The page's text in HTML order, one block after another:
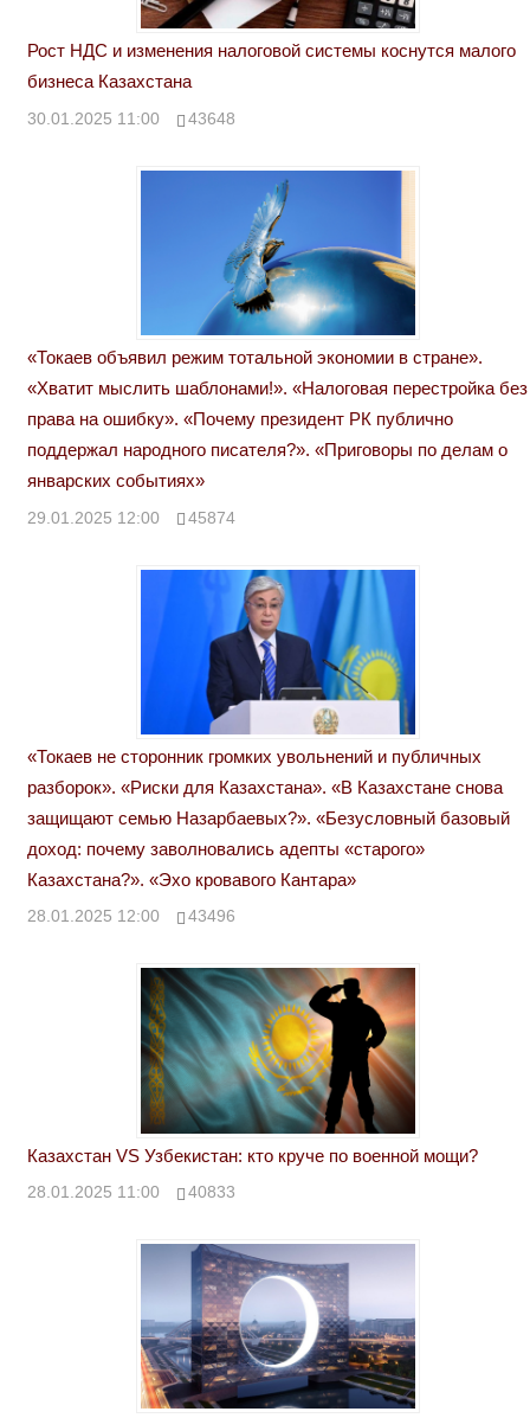
Рост НДС и изменения налоговой системы коснутся малого
бизнеса Казахстана
30.01.2025 11:00 43648
«Токаев объявил режим тотальной экономии в стране».
«Хватит мыслить шаблонами!». «Налоговая перестройка без
права на ошибку». «Почему президент РК публично
поддержал народного писателя?». «Приговоры по делам о
январских событиях»
29.01.2025 12:00 45874
«Токаев не сторонник громких увольнений и публичных
разборок». «Риски для Казахстана». «В Казахстане снова
защищают семью Назарбаевых?». «Безусловный базовый
доход: почему заволновались адепты «старого»
Казахстана?». «Эхо кровавого Кантара»
28.01.2025 12:00 43496
Казахстан VS Узбекистан: кто круче по военной мощи?
28.01.2025 11:00 40833